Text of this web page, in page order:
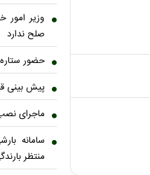
وزیر امور
صلح ندارد
حضور
پیش بینی قیمت
ماجرای
سامانه
منتظر